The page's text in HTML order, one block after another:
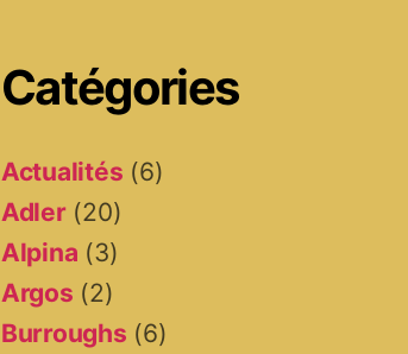
Catégories
Actualités (6)
Adler(20)
Alpina (3)
Argos (2)
Burroughs (6)